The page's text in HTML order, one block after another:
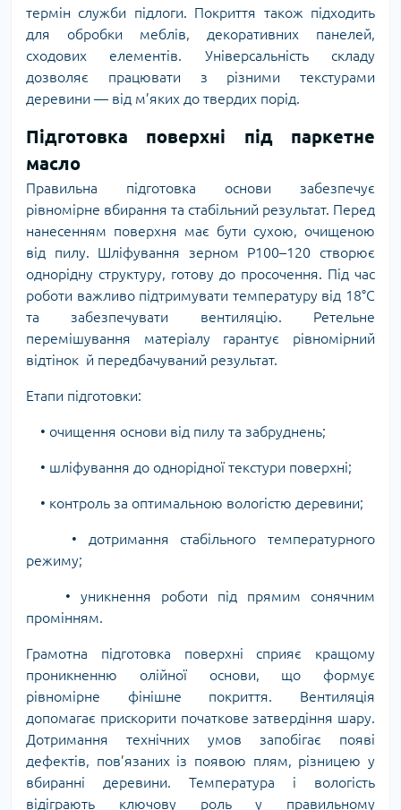
термін служби підлоги. Покриття також підходить
для обробки меблів, декоративних панелей,
сходових елементів. Універсальність складу
дозволяє працювати з різними текстурами
деревини — від м’яких до твердих порід.
Підготовка поверхні під паркетне
масло
Правильна підготовка основи забезпечує
рівномірне вбирання та стабільний результат. Перед
нанесенням поверхня має бути сухою, очищеною
від пилу. Шліфування зерном Р100–120 створює
однорідну структуру, готову до просочення. Під час
роботи важливо підтримувати температуру від 18°C
та забезпечувати вентиляцію. Ретельне
перемішування матеріалу гарантує рівномірний
відтінок й передбачуваний результат.
Етапи підготовки:
• очищення основи від пилу та забруднень;
• шліфування до однорідної текстури поверхні;
• контроль за оптимальною вологістю деревини;
• дотримання стабільного температурного
режиму;
• уникнення роботи під прямим сонячним
промінням.
Грамотна підготовка поверхні сприяє кращому
проникненню олійної основи, що формує
рівномірне фінішне покриття. Вентиляція
допомагає прискорити початкове затвердіння шару.
Дотримання технічних умов запобігає появі
дефектів, пов’язаних із появою плям, різницею у
вбиранні деревини. Температура і вологість
відіграють ключову роль у правильному